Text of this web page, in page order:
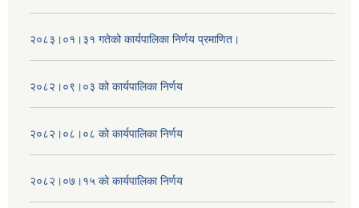
२०८३।०१।३१ गतेको कार्यपालिका निर्णय प्रमाणित।
२०८२।०९।०३ को कार्यपालिका निर्णय
२०८२।०८।०८ को कार्यपालिका निर्णय
२०८२।०७।१५ को कार्यपालिका निर्णय